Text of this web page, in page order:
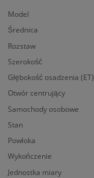
Model
Średnica
Rozstaw
Szerokość
Głębokość osadzenia (ET)
Otwór centrujący
Samochody osobowe
Stan
Powłoka
Wykończenie
Jednostka miary